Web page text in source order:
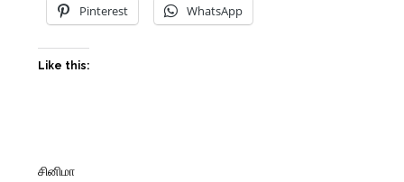
Pinterest WhatsApp
Like this:
சினிமா